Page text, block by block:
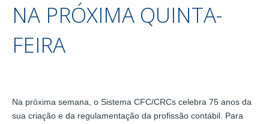
NA PRÓXIMA QUINTA-
FEIRA
Na próxima semana, o Sistema CFC/CRCs celebra 75 anos da
sua criação e da regulamentação da profissão contábil. Para